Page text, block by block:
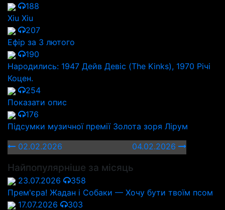
188
Xiu Xiu
207
Ефір за 3 лютого
190
Народились: 1947 Дейв Девіс (The Kinks), 1970 Річі
Коцен.
254
Показати опис
176
Підсумки музичної премії Золота зоря Лірум
02.02.2026
04.02.2026
Найпопулярніше за місяць
23.07.2026
358
Прем'єра! Жадан і Собаки — Хочу бути твоїм псом
17.07.2026
303